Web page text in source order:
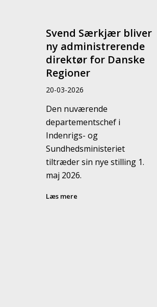
Svend Særkjær bliver
ny administrerende
direktør for Danske
Regioner
20-03-2026
Den nuværende
departementschef i
Indenrigs- og
Sundhedsministeriet
tiltræder sin nye stilling 1.
maj 2026.
Læs mere